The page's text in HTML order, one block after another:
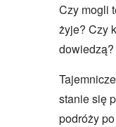
Czy mogli
żyje? Czy
dowiedzą?
stanie się
podróży